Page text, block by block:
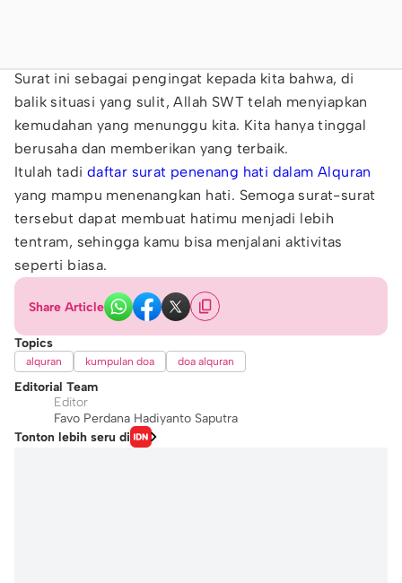
Surat ini sebagai pengingat kepada kita bahwa, di
balik situasi yang sulit, Allah SWT telah menyiapkan
kemudahan yang menunggu kita. Kita hanya tinggal
berusaha dan memberikan yang terbaik.
Itulah tadi daftar surat penenang hati dalam Alquran
yang mampu menenangkan hati. Semoga surat-surat
tersebut dapat membuat hatimu menjadi lebih
tentram, sehingga kamu bisa menjalani aktivitas
seperti biasa.
Share Article
Topics
alquran kumpulan doa doa alquran
Editorial Team
Editor
Favo Perdana Hadiyanto Saputra
Tonton lebih seru di